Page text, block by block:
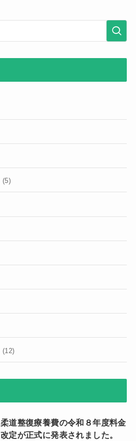
(5)
(12)
柔道整復療養費の令和８年度料金
改定が正式に発表されました。